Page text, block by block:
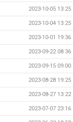
2023-10-05 13:25
2023-10-04 13:25
2023-10-01 19:36
2023-09-22 08:36
2023-09-15 09:00
2023-08-28 19:25
2023-08-27 13:22
2023-07-07 23:16